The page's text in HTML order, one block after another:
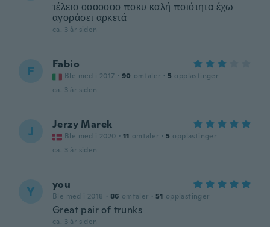
τέλειο οοοοοοο ποκυ καλή ποιότητα έχω
αγοράσει αρκετά
ca. 3 år siden
F Fabio
Ble med i 2017 · 90 omtaler · 5 opplastinger
ca. 3 år siden
J Jerzy Marek
Ble med i 2020 · 11 omtaler · 5 opplastinger
ca. 3 år siden
Y you
Ble med i 2018 · 86 omtaler · 51 opplastinger
Great pair of trunks
ca. 3 år siden